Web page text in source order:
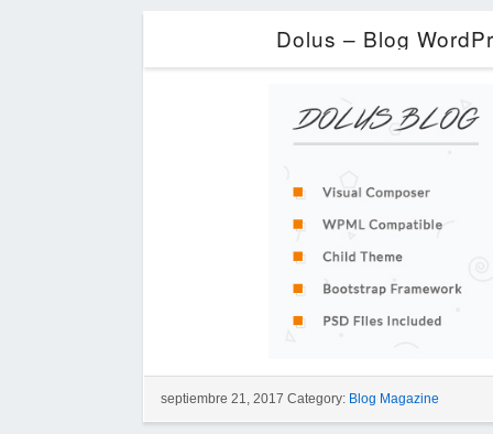
Dolus – Blog
septiembre 21, 2017 Category: Blog Magazine